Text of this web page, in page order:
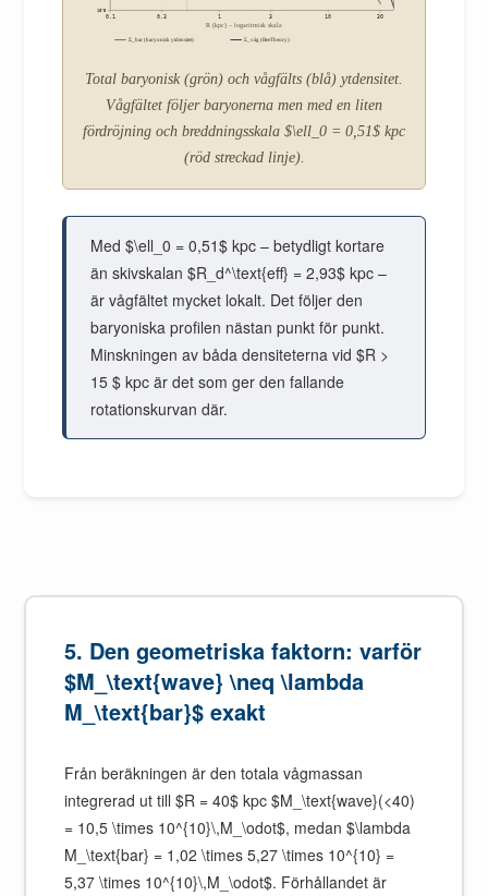
0.1 0.3 1 3 10 30
10^5
R (kpc) – logaritmisk skala
Σ_bar (baryonisk ytdensitet) Σ_våg (BeeTheory)
Total baryonisk (grön) och vågfälts (blå) ytdensitet.
Vågfältet följer baryonerna men med en liten
fördröjning och breddningsskala $\ell_0 = 0,51$ kpc
(röd streckad linje).
Med $\ell_0 = 0,51$ kpc – betydligt kortare
än skivskalan $R_d^\text{eff} = 2,93$ kpc –
är vågfältet mycket lokalt. Det följer den
baryoniska profilen nästan punkt för punkt.
Minskningen av båda densiteterna vid $R >
15 $ kpc är det som ger den fallande
rotationskurvan där.
5. Den geometriska faktorn: varför
$M_\text{wave} \neq \lambda
M_\text{bar}$ exakt
Från beräkningen är den totala vågmassan
integrerad ut till $R = 40$ kpc $M_\text{wave}(<40)
= 10,5 \times 10^{10}\,M_\odot$, medan $\lambda
M_\text{bar} = 1,02 \times 5,27 \times 10^{10} =
5,37 \times 10^{10}\,M_\odot$. Förhållandet är